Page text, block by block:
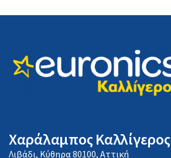
Χαράλαμπος Καλλίγερος
Λιβάδι, Κύθηρα 80100, Αττική